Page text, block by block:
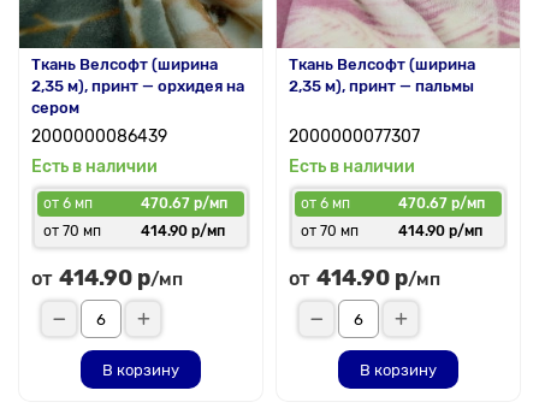
Ткань Велсофт (ширина
2,35 м), принт — орхидея на
сером
2000000086439
Есть в наличии
от 6 мп
470.67 р/мп
от 70 мп
414.90 р/мп
от 414.90 р/мп
В корзину
Ткань Велсофт (ширина
2,35 м), принт — пальмы
2000000077307
Есть в наличии
от 6 мп
470.67 р/мп
от 70 мп
414.90 р/мп
от 414.90 р/мп
В корзину